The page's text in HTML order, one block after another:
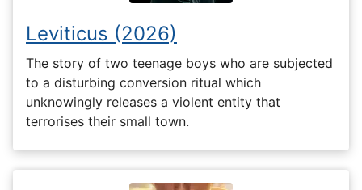
Leviticus (2026)
The story of two teenage boys who are subjected
to a disturbing conversion ritual which
unknowingly releases a violent entity that
terrorises their small town.